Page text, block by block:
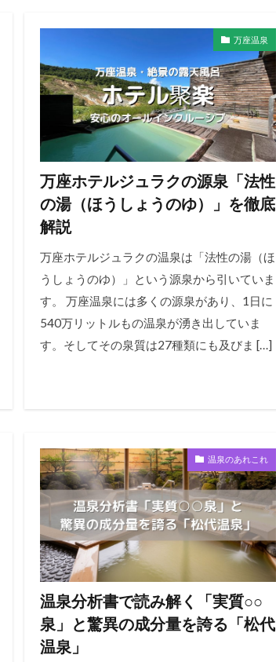
万座温泉
万座ホテルジュラクの源泉「法性
の湯（ほうしょうのゆ）」を徹底
解説
万座ホテルジュラクの温泉は「法性の湯（ほ
うしょうのゆ）」という源泉から引いていま
す。 万座温泉には多くの源泉があり、1日に
540万リットルもの温泉が湧き出していま
す。そしてその泉質は27種類にも及びま […]
温泉のあれこれ
温泉分析書で読み解く「実質○○
泉」と驚異の成分量を誇る「松代
温泉」